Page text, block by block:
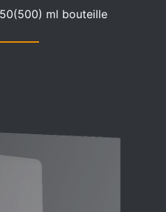
ml bouteille